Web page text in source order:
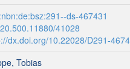
ds-467431
41028
dx.doi.org/10.22028/D291-
Tobias